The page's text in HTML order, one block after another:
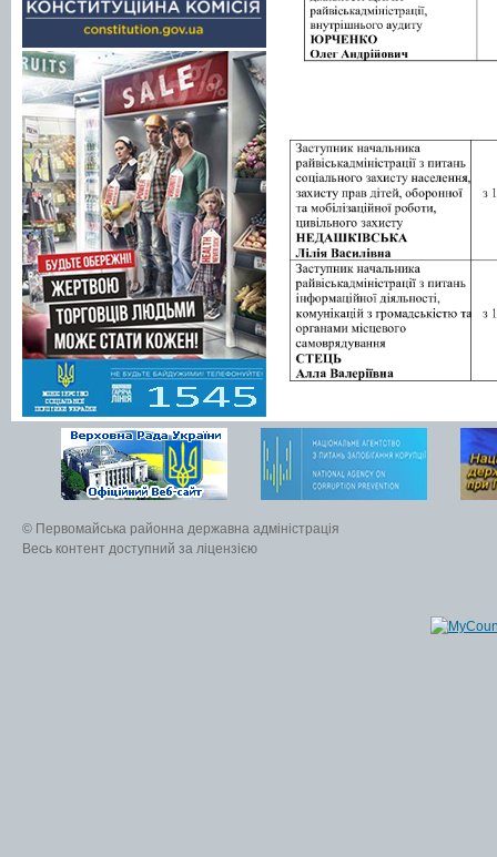
© Первомайська районна державна адміністрація
Весь контент доступний за ліцензією